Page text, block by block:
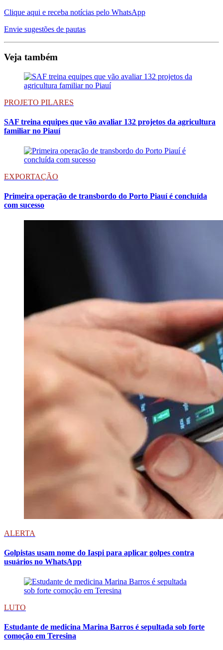
Clique aqui e receba notícias pelo WhatsApp
Envie sugestões de pautas
Veja também
PROJETO PILARES
SAF treina equipes que vão avaliar 132 projetos da agricultura
familiar no Piauí
EXPORTAÇÃO
Primeira operação de transbordo do Porto Piauí é concluída
com sucesso
ALERTA
Golpistas usam nome do Iaspi para aplicar golpes contra
usuários no WhatsApp
LUTO
Estudante de medicina Marina Barros é sepultada sob forte
comoção em Teresina